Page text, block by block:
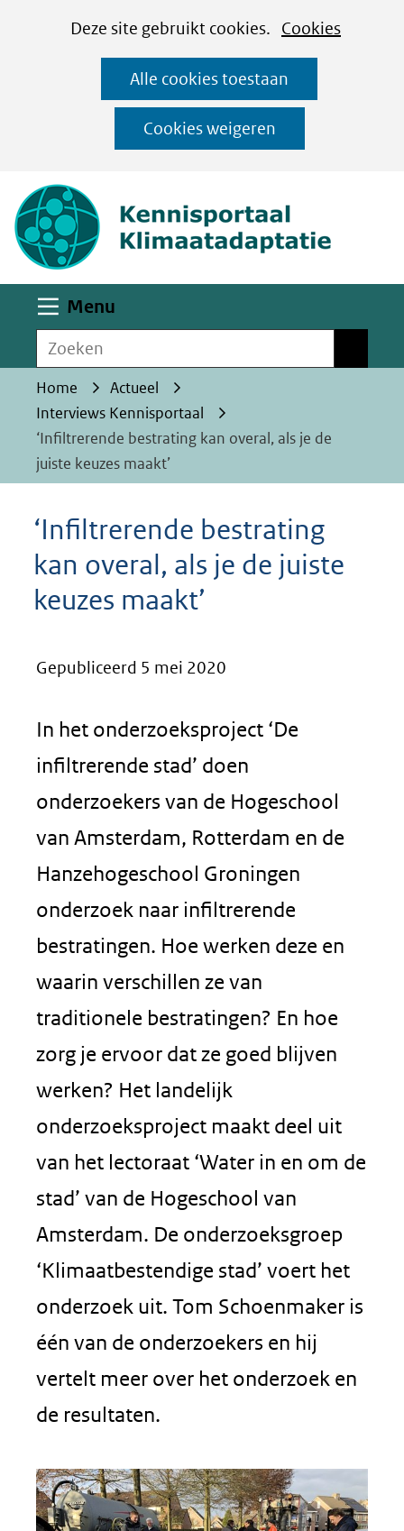
CookiesDeze site gebruikt cookies. Cookies
op
deze
website
worden
toegestaan
geweigerd.
Alle cookies toestaan
Cookies weigeren
Ga
naar
de
inhoud
Menu
Zoeken
Home
Actueel
Interviews Kennisportaal
‘Infiltrerende bestrating kan overal, als je de
juiste keuzes maakt’
‘Infiltrerende bestrating
kan overal, als je de juiste
keuzes maakt’
Gepubliceerd 5 mei 2020
In het onderzoeksproject ‘De
infiltrerende stad’ doen
onderzoekers van de Hogeschool
van Amsterdam, Rotterdam en de
Hanzehogeschool Groningen
onderzoek naar infiltrerende
bestratingen. Hoe werken deze en
waarin verschillen ze van
traditionele bestratingen? En hoe
zorg je ervoor dat ze goed blijven
werken? Het landelijk
onderzoeksproject maakt deel uit
van het lectoraat ‘Water in en om de
stad’ van de Hogeschool van
Amsterdam. De onderzoeksgroep
‘Klimaatbestendige stad’ voert het
onderzoek uit. Tom Schoenmaker is
één van de onderzoekers en hij
vertelt meer over het onderzoek en
de resultaten.